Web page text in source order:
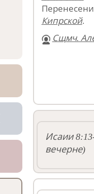
Кипрской.
Сщмч.
Исаии
вечерне)